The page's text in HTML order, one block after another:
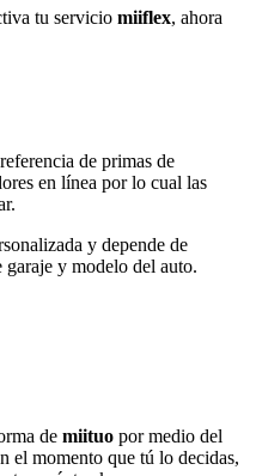
tu servicio miiflex, ahora
de primas de
en línea por lo cual las
y depende de
garaje y modelo del auto.
de miituo por medio del
el momento que tú lo decidas,